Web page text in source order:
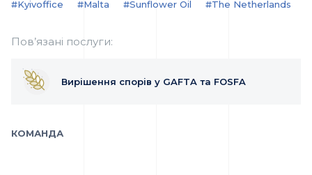
#kyivoffice
#Malta #sunflower Oil #the Netherlands
Пов’язані послуги:
Вирішення спорів у GAFTA та FOSFA
КОМАНДА